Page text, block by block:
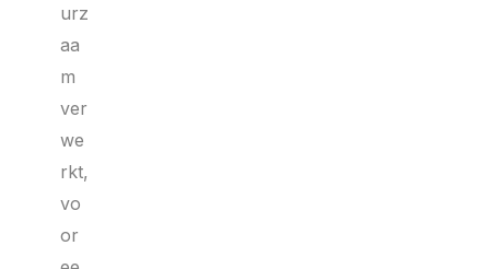
urz
aa
m
ver
we
rkt,
vo
or